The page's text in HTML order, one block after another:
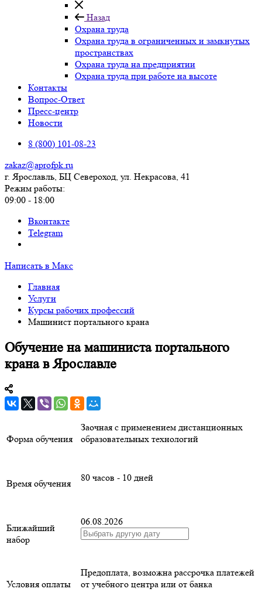
Назад
Охрана труда
Охрана труда в ограниченных и замкнутых
пространствах
Охрана труда на предприятии
Охрана труда при работе на высоте
Контакты
Вопрос-Ответ
Пресс-центр
Новости
8 (800) 101-08-23
zakaz@aprofpk.ru
г. Ярославль, БЦ Североход, ул. Некрасова, 41
Режим работы:
09:00 - 18:00
Вконтакте
Telegram
Написать в Макс
Главная
Услуги
Курсы рабочих профессий
Машинист портального крана
Обучение на машиниста портального
крана в Ярославле
Форма обучения
Заочная с применением дистанционных
образовательных технологий
Время обучения
80 часов - 10 дней
Ближайший
набор
06.08.2026
Условия оплаты
Предоплата, возможна рассрочка платежей
от учебного центра или от банка